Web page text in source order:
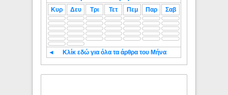
Κυρ Δευ Τρι Τετ Πεμ Παρ Σαβ
◄ Κλίκ εδώ για όλα τα άρθρα του Μήνα